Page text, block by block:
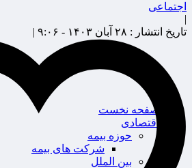
صفحه نخست
اقتصادی
حوزه بیمه
شرکت های بیمه
بین الملل
اجتماعی
|
تاریخ انتشار : ۲۸ آبان ۱۴۰۳ - ۹:۰۶ |